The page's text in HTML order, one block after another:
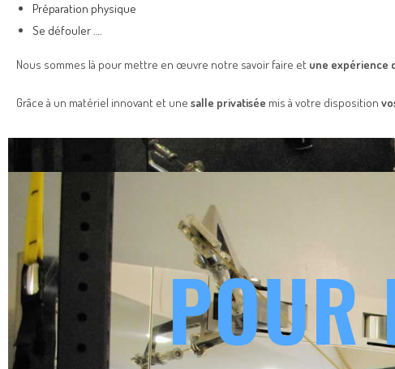
Préparation physique
Se défouler ….
Nous sommes là pour mettre en œuvre notre savoir faire et une expérience
Grâce à un matériel innovant et une salle privatisée mis à votre disposition
POUR